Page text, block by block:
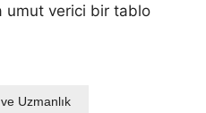
umut verici bir tablo
Uzmanlık